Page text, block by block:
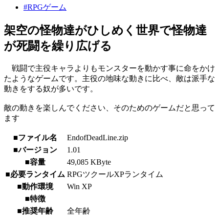
#RPGゲーム
架空の怪物達がひしめく世界で怪物達
が死闘を繰り広げる
戦闘で主役キャラよりもモンスターを動かす事に命をかけ
たようなゲームです。主役の地味な動きに比べ、敵は派手な
動きをする奴が多いです。
敵の動きを楽しんでください、そのためのゲームだと思って
ます
■ファイル名
EndofDeadLine.zip
■バージョン
1.01
■容量
49,085 KByte
■必要ランタイム RPGツクールXPランタイム
■動作環境
Win XP
■特徴
■推奨年齢
全年齢